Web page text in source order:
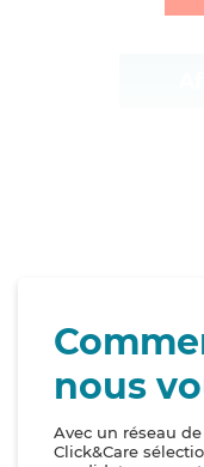
nous
Avec un réseau
Click&Care